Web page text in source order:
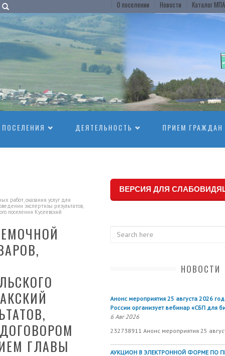
О поселении Новости Каталог МПА
ДЕЯТЕЛЬНОСТЬ ПРИЕМ ГРАЖДАН
работ, оказания услуг для
экспертизы результатов,
поселения Кусеевский
ГЛАВЫ
ВЕРСИЯ ДЛЯ
НОВОСТИ
Анонс мероприятия 25 августа 2026
России организует вебинар «СБП для
6 Авг 2026
232738911 Анонс мероприятия 25
АУКЦИОН В ЭЛЕКТРОННОЙ ФОРМЕ ПО